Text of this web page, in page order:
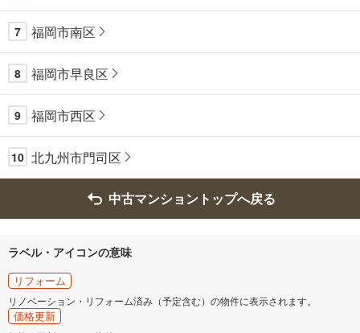
7 福岡市南区
8 福岡市早良区
9 福岡市西区
10 北九州市門司区
中古マンショントップへ戻る
ラベル・アイコンの意味
リフォーム
リノベーション・リフォーム済み（予定含む）の物件に表示されます。
価格更新